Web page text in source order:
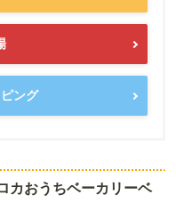
ング
カおうちベーカリーベ